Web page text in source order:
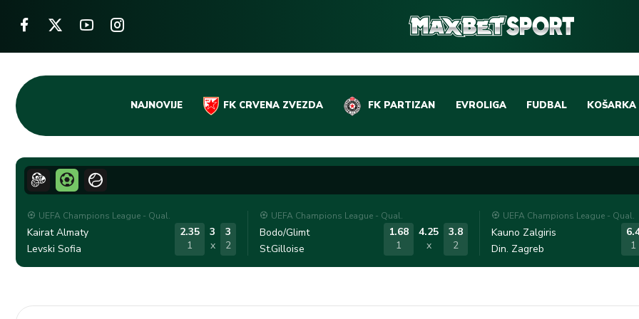
Skip
content
NAJNOVIJE FK CRVENA ZVEZDA FK PARTIZAN EVROLIGA FUDBAL
DOMAĆI FUDBAL
LIGE PETICE
OSTALE LIGE
KOŠARKA
EVROLIGA
ABA LIGA
UEFA Champions League - Qual.
Kairat Almaty
Levski Sofia
2.35
1
3
x
3
2
UEFA Champions League - Qual.
Bodo/Glimt
St.Gilloise
1.68
1
4.25
x
3.8
2
UEFA Champions League - Qual.
Kauno Zalgiris
Din. Zagreb
1